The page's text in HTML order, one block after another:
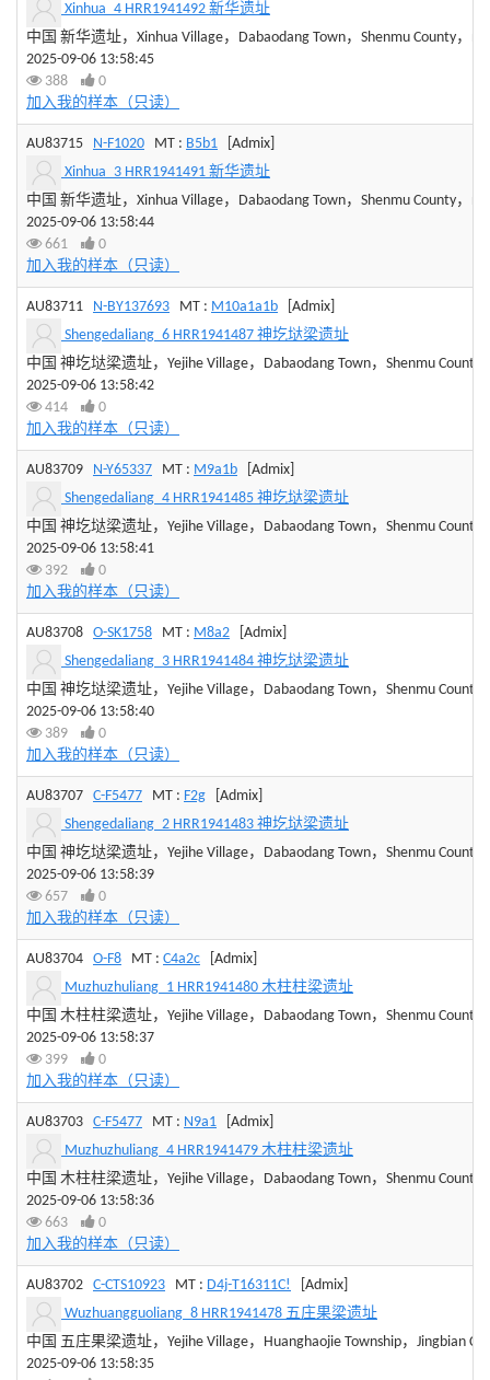
Xinhua_4 HRR1941492 新华遗址
中国 新华遗址，Xinhua Village，Dabaodang Town，Shenmu County，
2025-09-06 13:58:45
388
0
加入我的样本（只读）
AU83715 N-F1020 MT : B5b1 [Admix]
Xinhua_3 HRR1941491 新华遗址
中国 新华遗址，Xinhua Village，Dabaodang Town，Shenmu County，
2025-09-06 13:58:44
661
0
加入我的样本（只读）
AU83711 N-BY137693 MT : M10a1a1b [Admix]
Shengedaliang_6 HRR1941487 神圪垯梁遗址
中国 神圪垯梁遗址，Yejihe Village，Dabaodang Town，Shenmu County
2025-09-06 13:58:42
414
0
加入我的样本（只读）
AU83709 N-Y65337 MT : M9a1b [Admix]
Shengedaliang_4 HRR1941485 神圪垯梁遗址
中国 神圪垯梁遗址，Yejihe Village，Dabaodang Town，Shenmu County
2025-09-06 13:58:41
392
0
加入我的样本（只读）
AU83708 O-SK1758 MT : M8a2 [Admix]
Shengedaliang_3 HRR1941484 神圪垯梁遗址
中国 神圪垯梁遗址，Yejihe Village，Dabaodang Town，Shenmu County
2025-09-06 13:58:40
389
0
加入我的样本（只读）
AU83707 C-F5477 MT : F2g [Admix]
Shengedaliang_2 HRR1941483 神圪垯梁遗址
中国 神圪垯梁遗址，Yejihe Village，Dabaodang Town，Shenmu County
2025-09-06 13:58:39
657
0
加入我的样本（只读）
AU83704 O-F8 MT : C4a2c [Admix]
Muzhuzhuliang_1 HRR1941480 木柱柱梁遗址
中国 木柱柱梁遗址，Yejihe Village，Dabaodang Town，Shenmu County
2025-09-06 13:58:37
399
0
加入我的样本（只读）
AU83703 C-F5477 MT : N9a1 [Admix]
Muzhuzhuliang_4 HRR1941479 木柱柱梁遗址
中国 木柱柱梁遗址，Yejihe Village，Dabaodang Town，Shenmu County
2025-09-06 13:58:36
663
0
加入我的样本（只读）
AU83702 C-CTS10923 MT : D4j-T16311C!
[Admix]
Wuzhuangguoliang_8 HRR1941478 五庄果梁遗址
中国 五庄果梁遗址，Yejihe Village，Huanghaojie Township，Jingbian
2025-09-06 13:58:35